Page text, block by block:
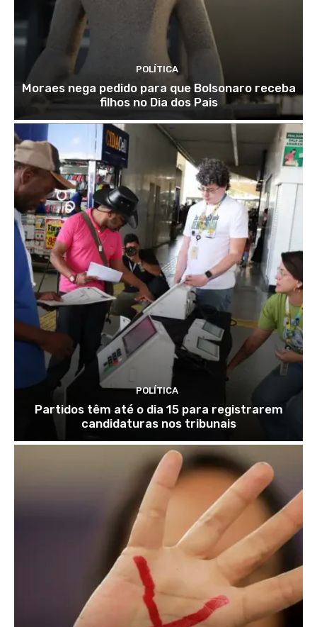
POLÍTICA
Moraes nega pedido para que Bolsonaro receba
filhos no Dia dos Pais
POLÍTICA
Partidos têm até o dia 15 para registrarem
candidaturas nos tribunais